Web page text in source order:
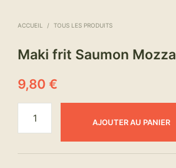
ACCUEIL / TOUS LES PRODUITS
Maki frit Saumon Mozza
9,80 €
AJOUTER AU PANIER